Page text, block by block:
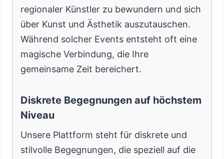
regionaler Künstler zu bewundern und sich
über Kunst und Ästhetik auszutauschen.
Während solcher Events entsteht oft eine
magische Verbindung, die Ihre
gemeinsame Zeit bereichert.
Diskrete Begegnungen auf höchstem
Niveau
Unsere Plattform steht für diskrete und
stilvolle Begegnungen, die speziell auf die